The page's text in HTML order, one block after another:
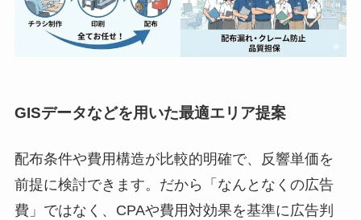
GISデータなどを用いた最適エリア提案
配布条件や費用構造が比較的明確で、反響単価を
前提に検討できます。だから「なんとなくの広告
費」ではなく、CPAや費用対効果を基準に広告判